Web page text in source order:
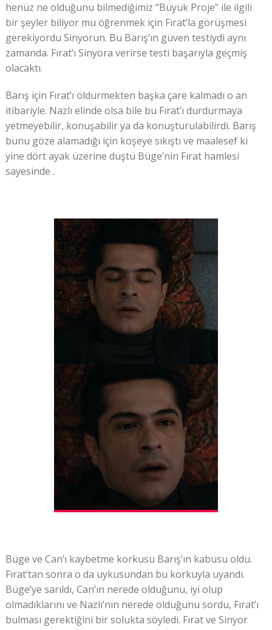
henüz ne olduğunu bilmediğimiz “Büyük Proje” ile ilgili
bir şeyler biliyor mu öğrenmek için Fırat’la görüşmesi
gerekiyordu Sinyorun. Bu Barış’ın güven testiydi aynı
zamanda. Fırat’ı Sinyora verirse testi başarıyla geçmiş
olacaktı.
Barış için Fırat’ı öldürmekten başka çare kalmadı o an
itibariyle. Nazlı elinde olsa bile bu Fırat’ı durdurmaya
yetmeyebilir, konuşabilir ya da konuşturulabilirdi. Barış
bunu göze alamadığı için köşeye sıkıştı ve maalesef ki
yine dört ayak üzerine düştü Büge’nin Fırat hamlesi
sayesinde .
Büge ve Can’ı kaybetme korkusu Barış’ın kabusu oldu.
Fırat’tan sonra o da uykusundan bu korkuyla uyandı.
Büge’ye sarıldı, Can’ın nerede olduğunu, iyi olup
olmadıklarını ve Nazlı’nın nerede olduğunu sordu, Fırat’ı
bulması gerektiğini bir solukta söyledi. Fırat ve Sinyor